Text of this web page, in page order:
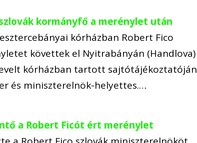
kormányfő a merénylet után
kórházban Robert Fico
követtek el Nyitrabányán (Handlova)
kórházban tartott sajtótájékoztatóján
és miniszterelnök-helyettes.…
a Robert Ficót ért merénylet